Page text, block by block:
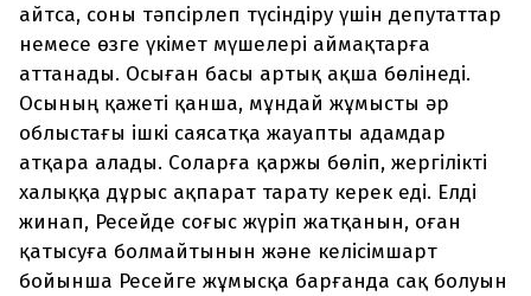
айтса, соны тәпсірлеп түсіндіру үшін депутаттар
немесе өзге үкімет мүшелері аймақтарға
аттанады. Осыған басы артық ақша бөлінеді.
Осының қажеті қанша, мұндай жұмысты әр
облыстағы ішкі саясатқа жауапты адамдар
атқара алады. Соларға қаржы бөліп, жергілікті
халыққа дұрыс ақпарат тарату керек еді. Елді
жинап, Ресейде соғыс жүріп жатқанын, оған
қатысуға болмайтынын және келісімшарт
бойынша Ресейге жұмысқа барғанда сақ болуын